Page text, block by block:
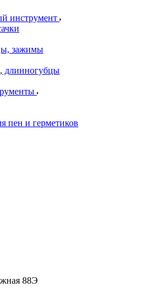
инструмент
зажимы
длинногубцы
пен и герметиков
88Э